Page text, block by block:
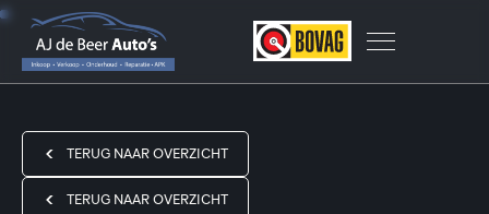
TERUG NAAR OVERZICHT
TERUG NAAR OVERZICHT